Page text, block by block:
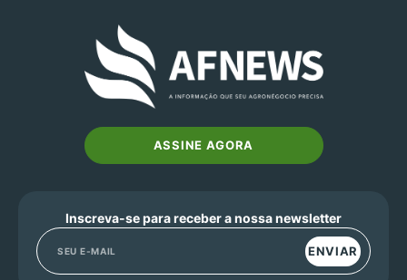
ASSINE AGORA
Inscreva-se para receber a nossa newsletter
ENVIAR